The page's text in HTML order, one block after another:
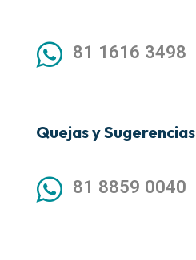
81 1616 3498
Quejas y Sugerencias
81 8859 0040